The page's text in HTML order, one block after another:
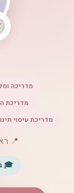
מדריכה
מדריכת
מדריכת עיסוי
📍
🎓